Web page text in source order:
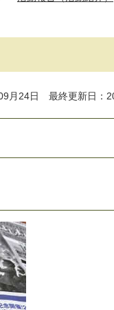
月24日 最終更新日：